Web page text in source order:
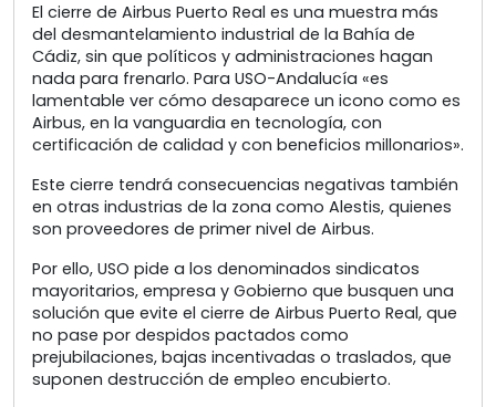
El cierre de Airbus Puerto Real es una muestra más
del desmantelamiento industrial de la Bahía de
Cádiz, sin que políticos y administraciones hagan
nada para frenarlo. Para USO-Andalucía «es
lamentable ver cómo desaparece un icono como es
Airbus, en la vanguardia en tecnología, con
certificación de calidad y con beneficios millonarios».
Este cierre tendrá consecuencias negativas también
en otras industrias de la zona como Alestis, quienes
son proveedores de primer nivel de Airbus.
Por ello, USO pide a los denominados sindicatos
mayoritarios, empresa y Gobierno que busquen una
solución que evite el cierre de Airbus Puerto Real, que
no pase por despidos pactados como
prejubilaciones, bajas incentivadas o traslados, que
suponen destrucción de empleo encubierto.